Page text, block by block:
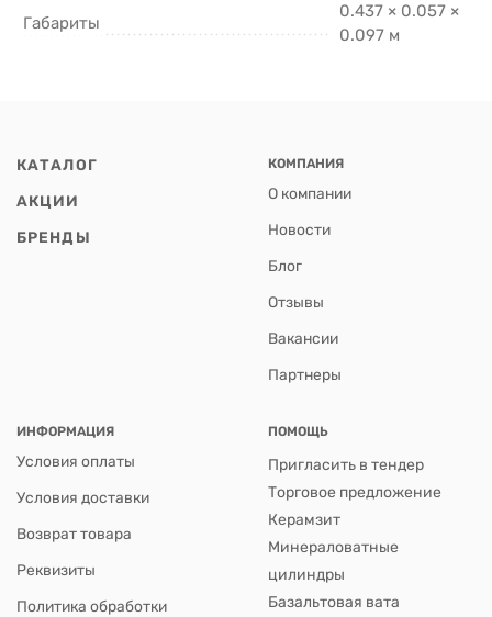
Габариты
0.437 × 0.057 ×
0.097 м
КАТАЛОГ
АКЦИИ
БРЕНДЫ
КОМПАНИЯ
О компании
Новости
Блог
Отзывы
Вакансии
Партнеры
ИНФОРМАЦИЯ
Условия оплаты
Условия доставки
Возврат товара
Реквизиты
Политика обработки
ПОМОЩЬ
Пригласить в тендер
Торговое предложение
Керамзит
Минераловатные
цилиндры
Базальтовая вата